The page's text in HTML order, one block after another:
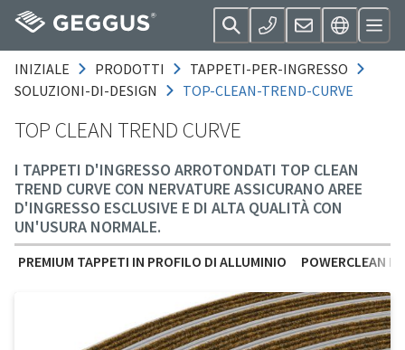
INIZIALE PRODOTTI
TAPPETI-PER-INGRESSO
SOLUZIONI-DI-DESIGN
TOP-CLEAN-TREND-CURVE
TOP CLEAN TREND CURVE
I TAPPETI D'INGRESSO ARROTONDATI TOP CLEAN
TREND CURVE CON NERVATURE ASSICURANO AREE
D'INGRESSO ESCLUSIVE E DI ALTA QUALITÀ CON
UN'USURA NORMALE.
PREMIUM TAPPETI IN PROFILO DI ALLUMINIO POWERCLEAN